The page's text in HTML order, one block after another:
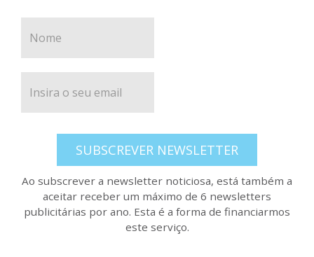
SUBSCREVER NEWSLETTER
Ao subscrever a newsletter noticiosa, está também a
aceitar receber um máximo de 6 newsletters
publicitárias por ano. Esta é a forma de financiarmos
este serviço.